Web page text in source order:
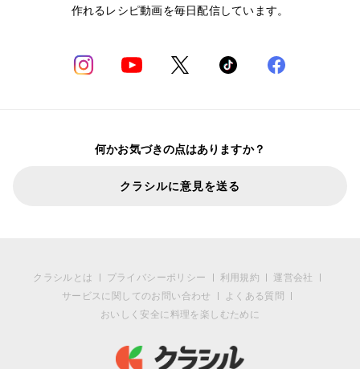
作れるレシピ動画を毎日配信しています。
何かお気づきの点はありますか？
クラシルに意見を送る
クラシルとは プライバシーポリシー 利用規約
運営会社
サービスに関してのお問い合わせ
よくある質問
おいしく安全に料理を楽しむために